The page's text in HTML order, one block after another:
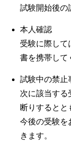
試験開始後の
本人確認
受験に際して
書を携帯して
試験中の禁止
次に該当する
断りするとと
今後の受験を
きます。